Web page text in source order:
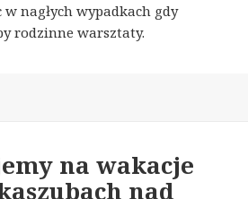
w nagłych wypadkach gdy
rodzinne warsztaty.
na wakacje
nad